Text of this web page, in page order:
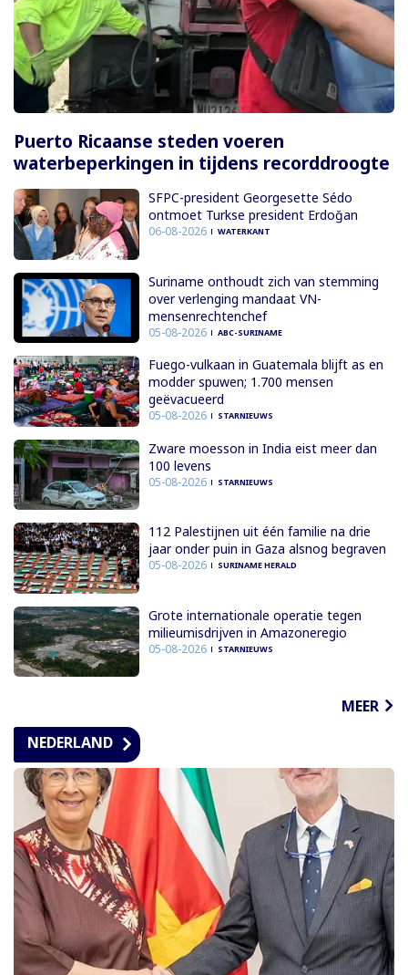
Puerto Ricaanse steden voeren
waterbeperkingen in tijdens recorddroogte
SFPC-president Georgesette Sédo
ontmoet Turkse president Erdoğan
06-08-2026 WATERKANT
Suriname onthoudt zich van stemming
over verlenging mandaat VN-
mensenrechtenchef
05-08-2026 ABC-SURINAME
Fuego-vulkaan in Guatemala blijft as en
modder spuwen; 1.700 mensen
geëvacueerd
05-08-2026 STARNIEUWS
Zware moesson in India eist meer dan
100 levens
05-08-2026 STARNIEUWS
112 Palestijnen uit één familie na drie
jaar onder puin in Gaza alsnog begraven
05-08-2026 SURINAME HERALD
Grote internationale operatie tegen
milieumisdrijven in Amazoneregio
05-08-2026 STARNIEUWS
MEER
NEDERLAND